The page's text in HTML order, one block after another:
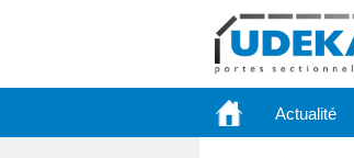
Actualité